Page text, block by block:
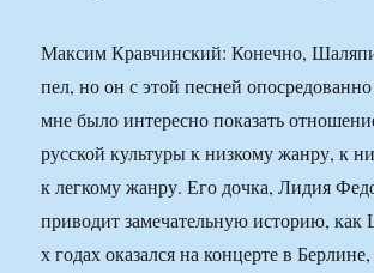
Максим Кравчинский: Конечно,
пел, но он с этой песней
мне было интересно показать
русской культуры к низкому жанру, к
к легкому жанру. Его дочка, Лидия
приводит замечательную историю,
х годах оказался на концерте в Берлине,